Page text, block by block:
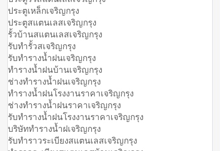
ประตูเหล็กเจริญกรุง
ประตูสแตนเลสเจริญกรุง
รั้วบ้านสแตนเลสเจริญกรุง
รับทำรั้วสเจริญกรุง
รับทำรางน้ำฝนเจริญกรุง
ทำรางน้ำฝนบ้านเจริญกรุง
ช่างทำรางน้ำฝนเจริญกรุง
ทำรางน้ำฝนโรงงานราคาเจริญกรุง
ช่างทำรางน้ำฝนราคาเจริญกรุง
รับทำรางน้ำฝนโรงงานราคาเจริญกรุง
บริษัททำรางน้ำฝเจริญกรุง
รับทำราวระเบียงสแตนเลสเจริญกรุง